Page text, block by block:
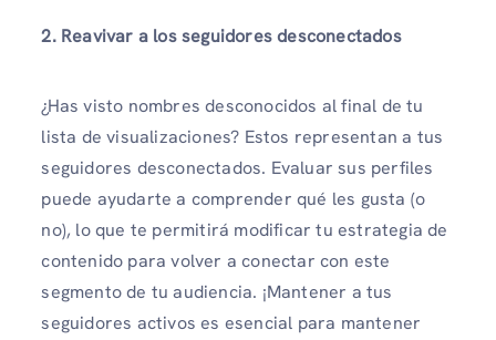
2. Reavivar a los seguidores desconectados
¿Has visto nombres desconocidos al final de tu
lista de visualizaciones? Estos representan a tus
seguidores desconectados. Evaluar sus perfiles
puede ayudarte a comprender qué les gusta (o
no), lo que te permitirá modificar tu estrategia de
contenido para volver a conectar con este
segmento de tu audiencia. ¡Mantener a tus
seguidores activos es esencial para mantener